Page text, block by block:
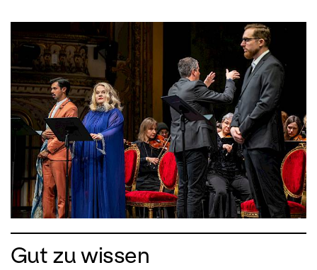
Gut zu wissen